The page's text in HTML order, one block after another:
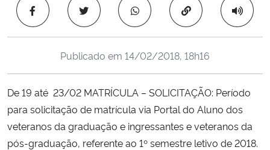
Ministério da Educação
Ministério da Cidadania
Ministério da Ciência, Tecnologia, Inovações e Comunicações
Copiar para área
Publicado em 14/02/2018, 18h16
De 19 até 23/02 MATRÍCULA – SOLICITAÇÃO: Período
para solicitação de matrícula via Portal do Aluno dos
veteranos da graduação e ingressantes e veteranos da
pós-graduação, referente ao 1º semestre letivo de 2018.